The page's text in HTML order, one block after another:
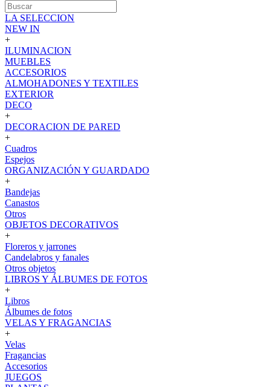
LA SELECCION
NEW IN
+
ILUMINACION
MUEBLES
ACCESORIOS
ALMOHADONES Y TEXTILES
EXTERIOR
DECO
+
DECORACION DE PARED
+
Cuadros
Espejos
ORGANIZACIÓN Y GUARDADO
+
Bandejas
Canastos
Otros
OBJETOS DECORATIVOS
+
Floreros y jarrones
Candelabros y fanales
Otros objetos
LIBROS Y ÁLBUMES DE FOTOS
+
Libros
Álbumes de fotos
VELAS Y FRAGANCIAS
+
Velas
Fragancias
Accesorios
JUEGOS